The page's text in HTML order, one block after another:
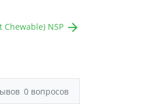
NSP
0 вопросов